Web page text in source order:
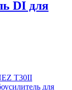
DI для